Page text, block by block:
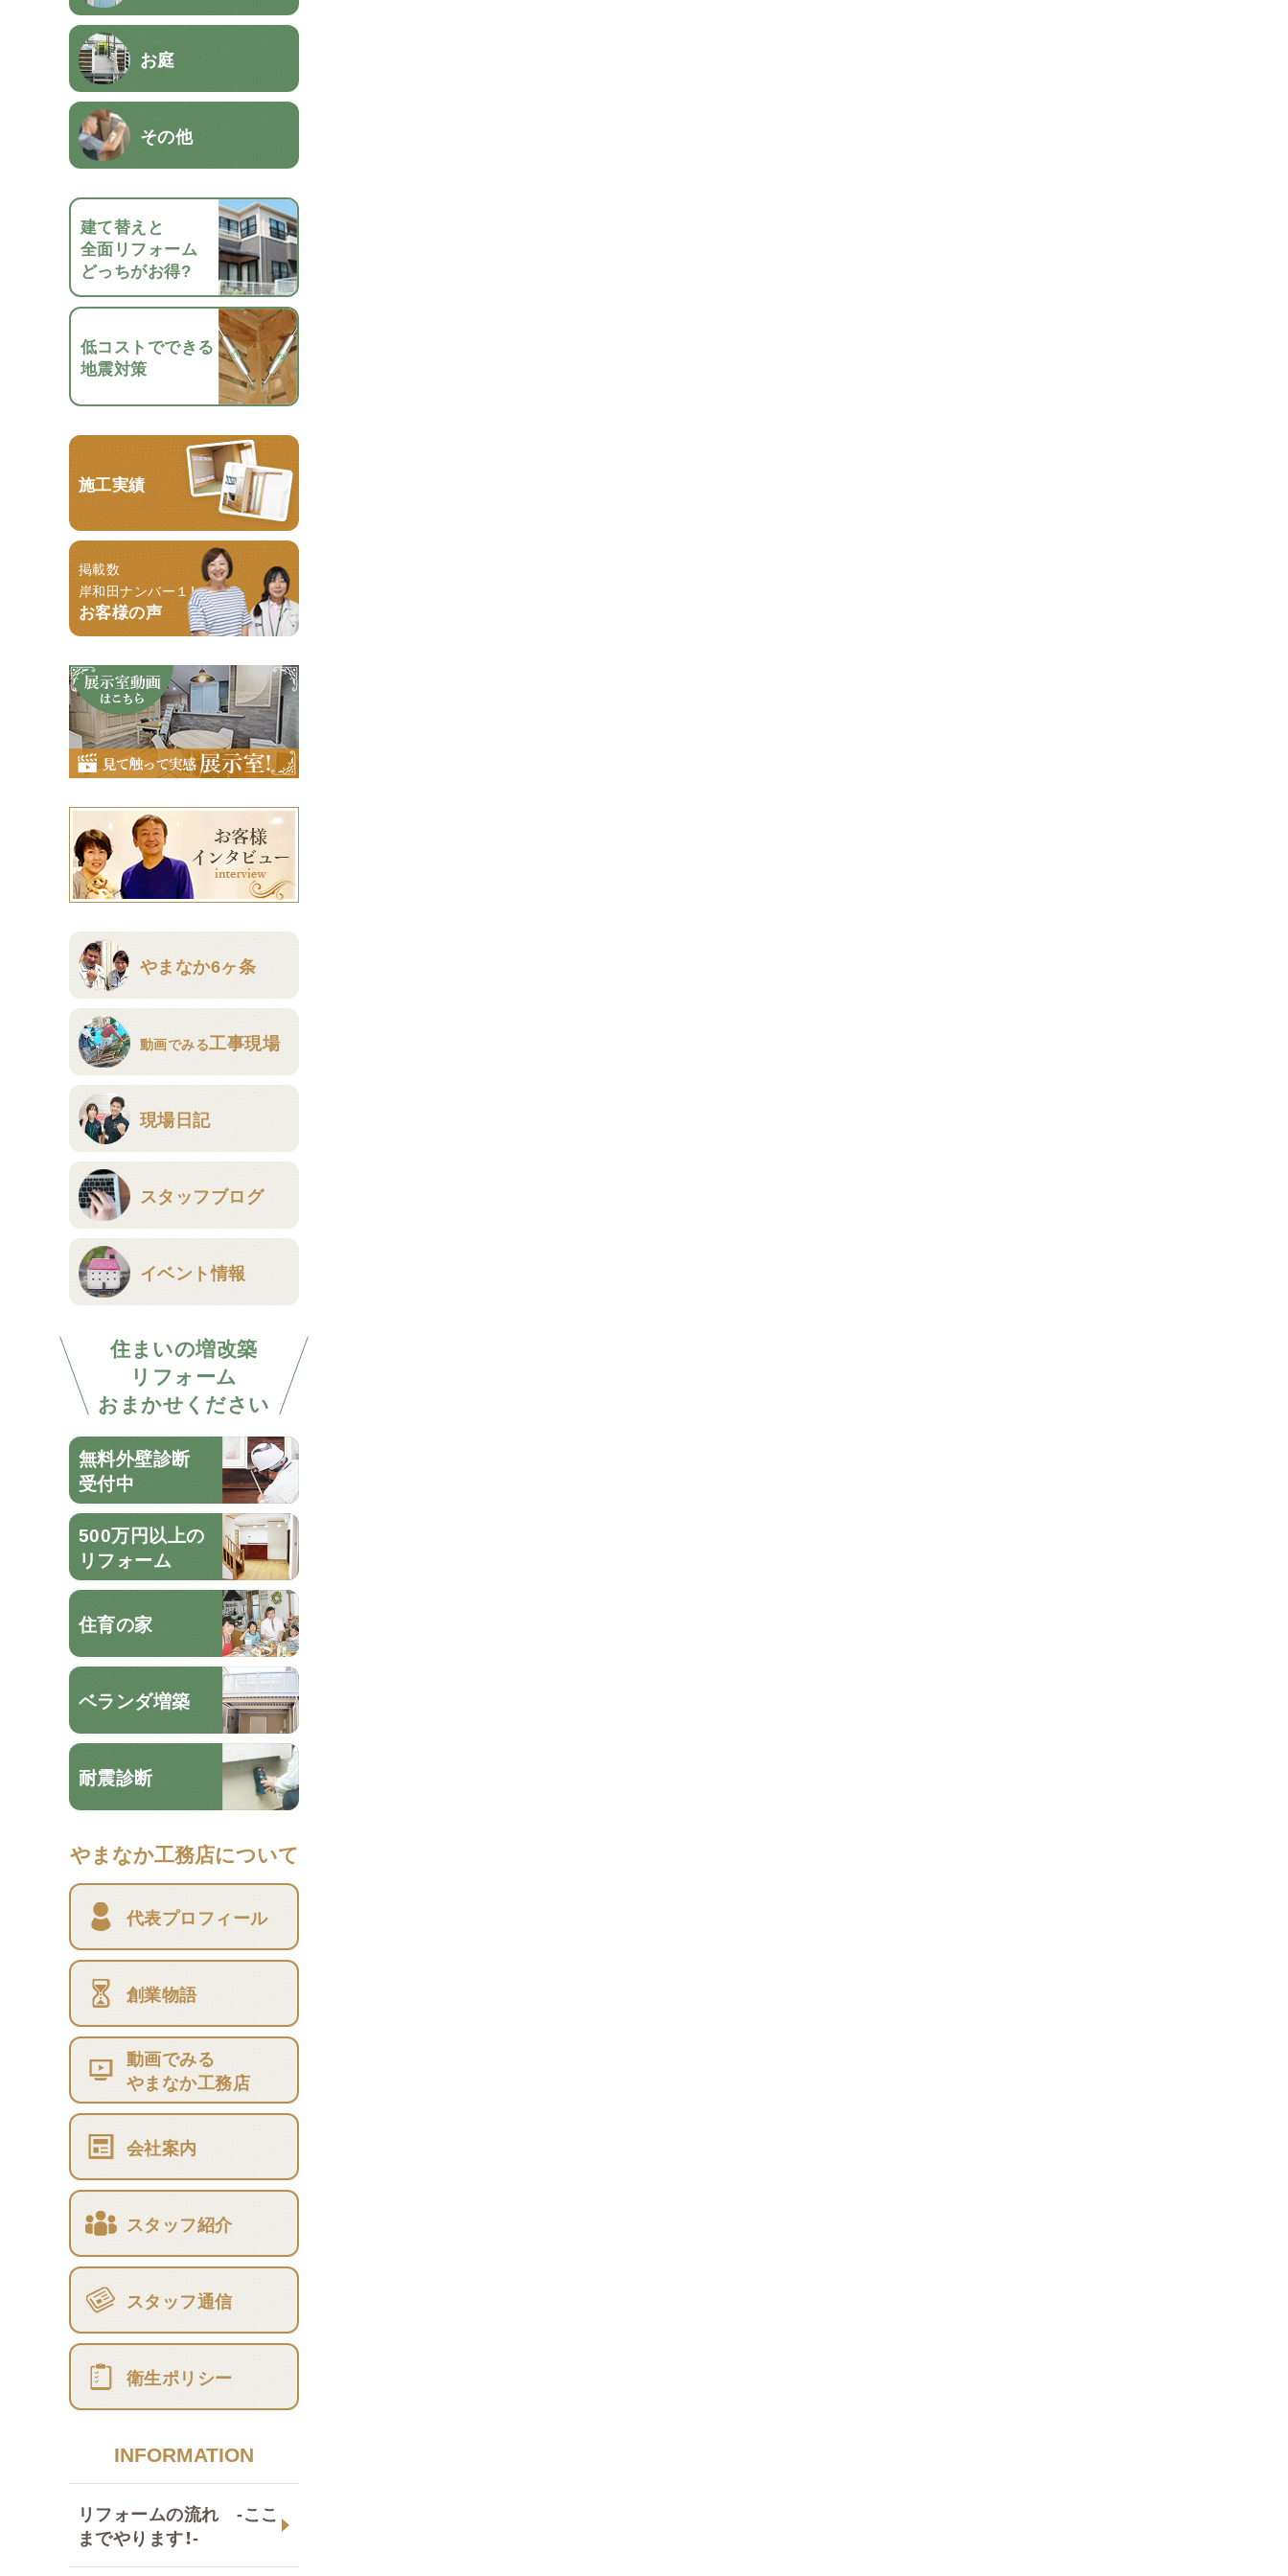
お庭
その他
建て替えと
全面リフォーム
どっちがお得?
低コストでできる
地震対策
施工実績
掲載数
岸和田ナンバー１！
お客様の声
やまなか6ヶ条
動画でみる工事現場
現場日記
スタッフブログ
イベント情報
住まいの増改築
リフォーム
おまかせください
無料外壁診断
受付中
500万円以上の
リフォーム
住育の家
ベランダ増築
耐震診断
やまなか工務店について
代表プロフィール
創業物語
動画でみる
やまなか工務店
会社案内
スタッフ紹介
スタッフ通信
衛生ポリシー
INFORMATION
リフォームの流れ -ここ
までやります！-